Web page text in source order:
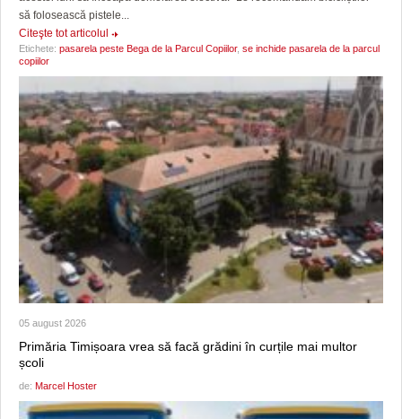
să folosească pistele...
Citeşte tot articolul
Etichete: pasarela peste Bega de la Parcul Copiilor, se inchide pasarela de la parcul
copiilor
05 august 2026
Primăria Timișoara vrea să facă grădini în curțile mai multor
școli
de: Marcel Hoster